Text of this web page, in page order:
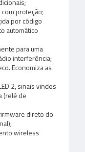
proteção;
por código
automático
para uma
interferência;
Economiza as
2, sinais vindos
(relé de
direto do
wireless